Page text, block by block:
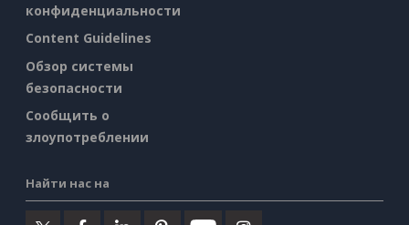
конфиденциальности
Content Guidelines
Обзор системы
безопасности
Сообщить о
злоупотреблении
Найти нас на